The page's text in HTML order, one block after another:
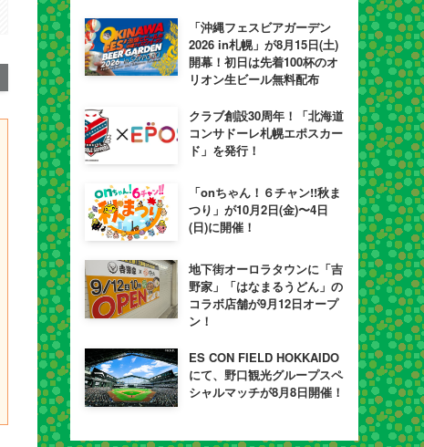
「沖縄フェスビアガーデン
2026 in札幌」が8月15日(土)
開幕！初日は先着100杯のオ
リオン生ビール無料配布
クラブ創設30周年！「北海道
コンサドーレ札幌エポスカー
ド」を発行！
「onちゃん！６チャン!!秋ま
つり」が10月2日(金)〜4日
(日)に開催！
地下街オーロラタウンに「吉
野家」「はなまるうどん」の
コラボ店舗が9月12日オープ
ン！
ES CON FIELD HOKKAIDO
にて、野口観光グループスペ
シャルマッチが8月8日開催！